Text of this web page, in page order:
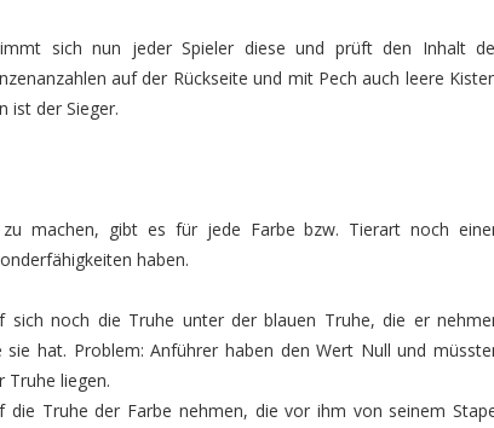
sich nun jeder Spieler diese und prüft den Inhalt
auf der Rückseite und mit Pech auch leere
ist der Sieger.
machen, gibt es für jede Farbe bzw. Tierart noch
haben.
sich noch die Truhe unter der blauen Truhe, die er
hat. Problem: Anführer haben den Wert Null und
Truhe liegen.
die Truhe der Farbe nehmen, die vor ihm von seinem